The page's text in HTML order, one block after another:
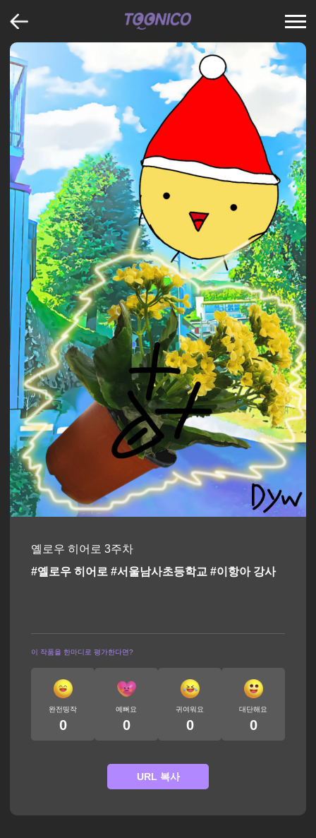
옐로우 히어로 3주차
#옐로우 히어로 #서울남사초등학교 #이항아 강사
이 작품을 한마디로 평가한다면?
완전띵작
0
예뻐요
0
귀여워요
0
대단해요
0
URL 복사